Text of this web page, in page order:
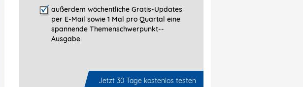
außerdem wöchentliche Gratis-Updates
per E-Mail sowie 1 Mal pro Quartal eine
spannende Themenschwerpunkt-­
Ausgabe.
Jetzt 30 Tage kostenlos testen